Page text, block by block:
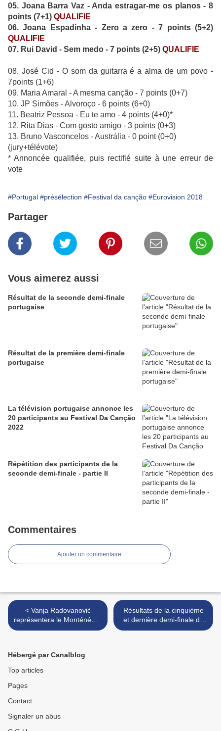
05. Joana Barra Vaz - Anda estragar-me os planos - 8
points (7+1) QUALIFIE
06. Joana Espadinha - Zero a zero - 7 points (5+2)
QUALIFIE
07. Rui David - Sem medo - 7 points (2+5) QUALIFIE
08. José Cid - O som da guitarra é a alma de um povo -
7points (1+6)
09. Maria Amaral - A mesma canção - 7 points (0+7)
10. JP Simões - Alvoroço - 6 points (6+0)
11. Beatriz Pessoa - Eu te amo - 4 points (4+0)*
12. Rita Dias - Com gosto amigo - 3 points (0+3)
13. Bruno Vasconcelos - Austrália - 0 point (0+0)
(jury+télévote)
* Annoncée qualifiée, puis rectifié suite à une erreur de
vote
#Portugal #présélection #Festival da canção #Eurovision 2018
Partager
Vous aimerez aussi
Résultat de la seconde demi-finale
portugaise
Résultat de la première demi-finale
portugaise
La télévision portugaise annonce les
20 participants au Festival Da Canção
2022
Répétition des participants de la
seconde demi-finale - partie II
Commentaires
Ajouter un commentaire
< Vanja Radovanović
représentera le Monténégro
avec le titre "Inje"
Résultats de la cinquième
et dernière demi-finale du
Selecția Națională >
Hébergé par Canalblog
Top articles
Pages
Contact
Signaler un abus